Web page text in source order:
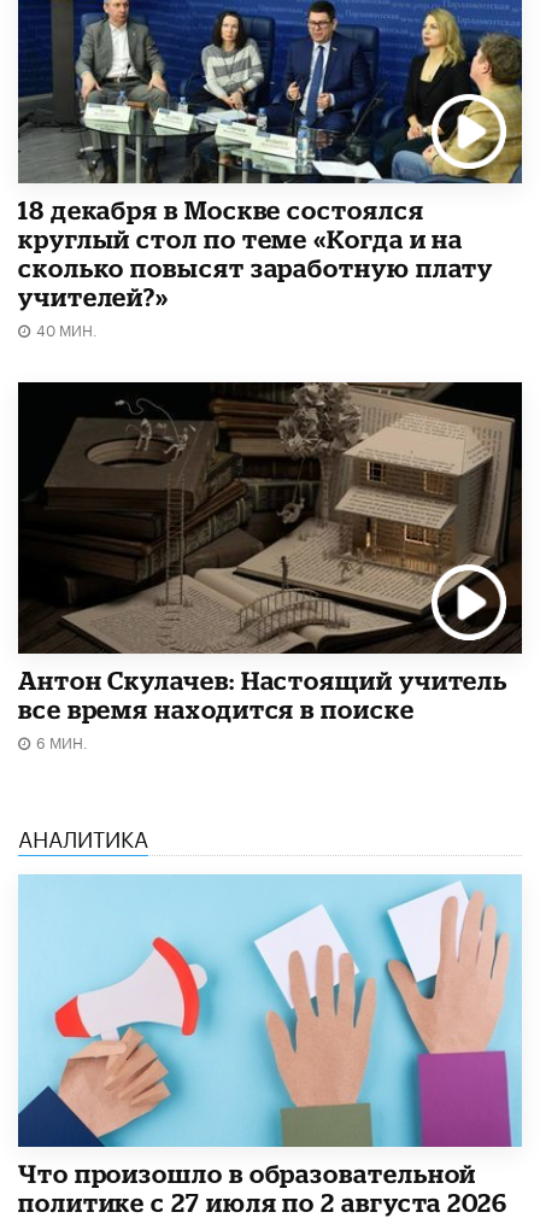
18 декабря в Москве состоялся
круглый стол по теме «Когда и на
сколько повысят заработную плату
учителей?»
40 МИН.
Антон Скулачев: Настоящий учитель
все время находится в поиске
6 МИН.
АНАЛИТИКА
​Что произошло в образовательной
политике с 27 июля по 2 августа 2026